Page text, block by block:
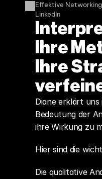
Ihre
Ihre
Diane erklärt uns
Bedeutung der
ihre Wirkung zu
Hier sind die
Die qualitative
Effektive
LinkedIn